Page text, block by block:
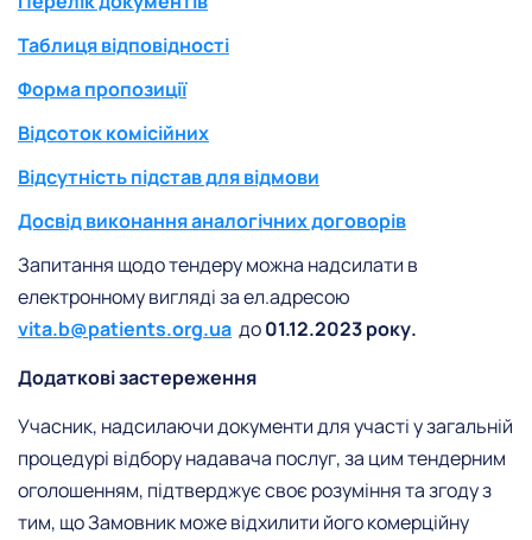
Таблиця відповідності
Форма пропозиції
Відсоток комісійних
Відсутність підстав для відмови
Досвід виконання аналогічних договорів
Запитання щодо тендеру можна надсилати в
електронному вигляді за ел.адресою
vita.b@patients.org.ua до01.12.2023 року.
Додаткові застереження
Учасник, надсилаючи документи для участі у загальній
процедурі відбору надавача послуг, за цим тендерним
оголошенням, підтверджує своє розуміння та згоду з
тим, що Замовник може відхилити його комерційну